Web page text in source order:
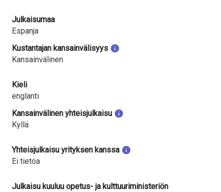
Julkaisumaa
Espanja
Kustantajan kansainvälisyys
Kansainvälinen
Kieli
englanti
Kansainvälinen yhteisjulkaisu
Kyllä
Yhteisjulkaisu yrityksen kanssa
Ei tietoa
Julkaisu kuuluu opetus- ja kulttuuriministeriön